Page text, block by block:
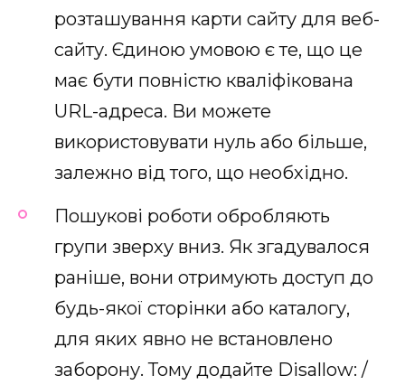
розташування карти сайту для веб-
сайту. Єдиною умовою є те, що це
має бути повністю кваліфікована
URL-адреса. Ви можете
використовувати нуль або більше,
залежно від того, що необхідно.
Пошукові роботи обробляють
групи зверху вниз. Як згадувалося
раніше, вони отримують доступ до
будь-якої сторінки або каталогу,
для яких явно не встановлено
заборону. Тому додайте Disallow: /